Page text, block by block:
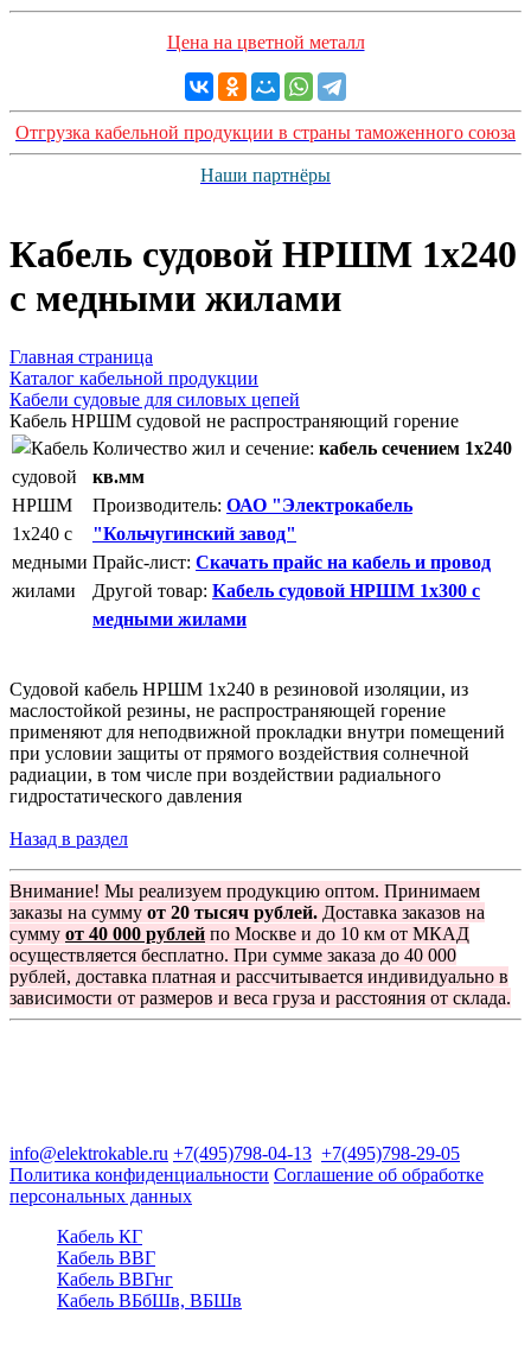
Цена на цветной металл
Отгрузка кабельной продукции в страны таможенного союза
Наши партнёры
Кабель судовой НРШМ 1x240
с медными жилами
Главная страница
Каталог кабельной продукции
Кабели судовые для силовых цепей
Кабель НРШМ судовой не распространяющий горение
Количество жил и сечение: кабель сечением 1x240
кв.мм
Производитель: ОАО "Электрокабель
"Кольчугинский завод"
Прайс-лист: Скачать прайс на кабель и провод
Другой товар: Кабель судовой НРШМ 1x300 с
медными жилами
Судовой кабель НРШМ 1x240 в резиновой изоляции, из
маслостойкой резины, не распространяющей горение
применяют для неподвижной прокладки внутри помещений
при условии защиты от прямого воздействия солнечной
радиации, в том числе при воздействии радиального
гидростатического давления
Назад в раздел
Внимание! Мы реализуем продукцию оптом. Принимаем
заказы на сумму от 20 тысяч рублей. Доставка заказов на
сумму от 40 000 рублей по Москве и до 10 км от МКАД
осуществляется бесплатно. При сумме заказа до 40 000
рублей, доставка платная и рассчитывается индивидуально в
зависимости от размеров и веса груза и расстояния от склада.
info@elektrokable.ru +7(495)798-04-13 +7(495)798-29-05
Политика конфиденциальности Соглашение об обработке
персональных данных
Кабель КГ
Кабель ВВГ
Кабель ВВГнг
Кабель ВБбШв, ВБШв